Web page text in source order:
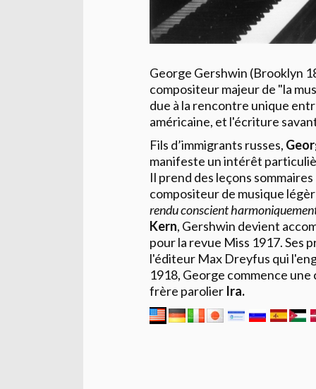
George Gershwin (Brooklyn
compositeur majeur de "la
due à la rencontre unique
américaine, et l'écriture
Fils d’immigrants russes,
manifeste un intérêt
Il prend des leçons
compositeur de musique
rendu conscient
Kern, Gershwin devient
pour la revue Miss 1917. Ses
l'éditeur Max Dreyfus qui
1918, George commence
frère parolier Ira.